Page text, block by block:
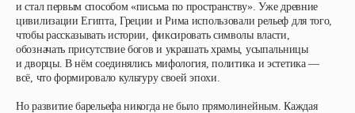
и стал первым способом «письма по пространству». Уже древние
цивилизации Египта, Греции и Рима использовали рельеф для того,
чтобы рассказывать истории, фиксировать символы власти,
обозначать присутствие богов и украшать храмы, усыпальницы
и дворцы. В нём соединялись мифология, политика и эстетика —
всё, что формировало культуру своей эпохи.
Но развитие барельефа никогда не было прямолинейным. Каждая